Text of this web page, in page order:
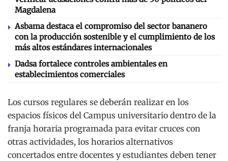
Magdalena
Asbama destaca el compromiso del sector bananero
con la producción sostenible y el cumplimiento de los
más altos estándares internacionales
Dadsa fortalece controles ambientales en
establecimientos comerciales
Los cursos regulares se deberán realizar en los
espacios físicos del Campus universitario dentro de la
franja horaria programada para evitar cruces con
otras actividades, los horarios alternativos
concertados entre docentes y estudiantes deben tener